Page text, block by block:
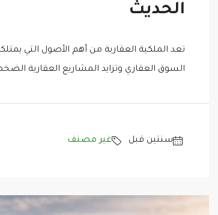
الحديث
تعد الملكية العقارية من أهم الأصول التي
السوق العقاري وتزايد المشاريع العقارية
‏سنتين قبل غير مصنف